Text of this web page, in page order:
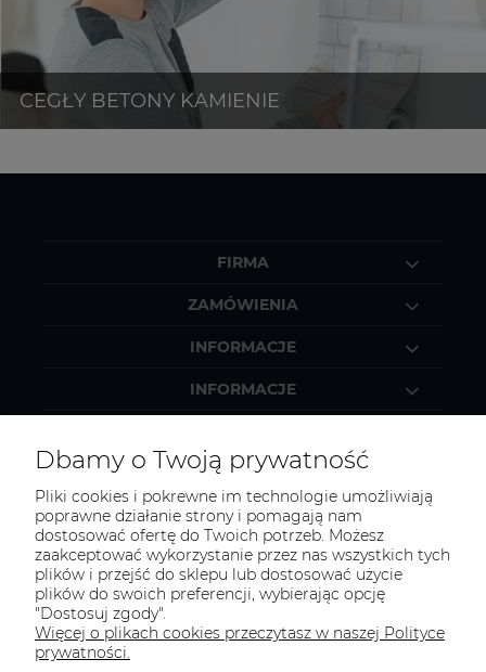
FIRMA
ZAMÓWIENIA
INFORMACJE
INFORMACJE
KONTAKT
Zapraszamy do kontaktu:
telefonicznie od 11:00 do 16:00
lub
Dbamy o Twoją prywatność
Pliki cookies i pokrewne im technologie umożliwiają
poprawne działanie strony i pomagają nam
dostosować ofertę do Twoich potrzeb. Możesz
zaakceptować wykorzystanie przez nas wszystkich tych
plików i przejść do sklepu lub dostosować użycie
plików do swoich preferencji, wybierając opcję
"Dostosuj zgody".
Więcej o plikach cookies przeczytasz w naszej Polityce
prywatności.